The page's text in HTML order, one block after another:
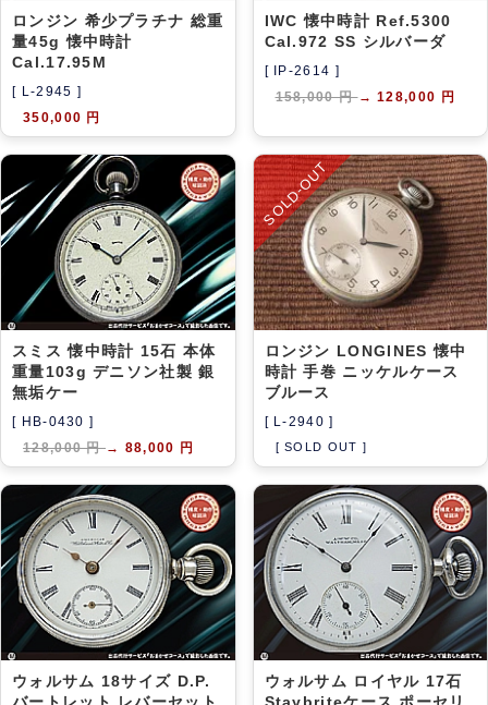
ロンジン 希少プラチナ 総重
量45g 懐中時計
Cal.17.95M
[ L-2945 ]
350,000 円
IWC 懐中時計 Ref.5300
Cal.972 SS シルバーダ
[ IP-2614 ]
158,000 円→ 128,000 円
スミス 懐中時計 15石 本体
重量103g デニソン社製 銀
無垢ケー
[ HB-0430 ]
128,000 円→ 88,000 円
SOLD-OUT
ロンジン LONGINES 懐中
時計 手巻 ニッケルケース
ブルース
[ L-2940 ]
[ SOLD OUT ]
ウォルサム 18サイズ D.P.
ウォルサム ロイヤル 17石